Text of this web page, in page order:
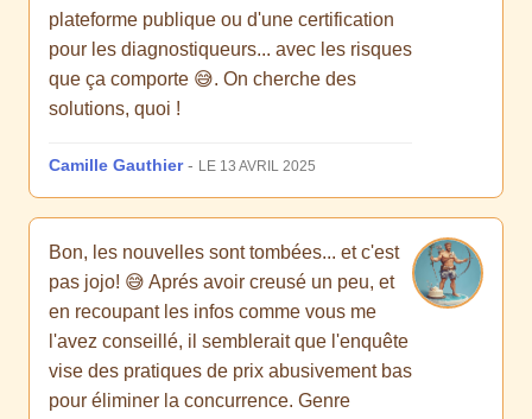
plateforme publique ou d'une certification
pour les diagnostiqueurs... avec les risques
que ça comporte 😅. On cherche des
solutions, quoi !
Camille Gauthier- LE 13 AVRIL 2025
Bon, les nouvelles sont tombées... et c'est
pas jojo! 😅 Aprés avoir creusé un peu, et
en recoupant les infos comme vous me
l'avez conseillé, il semblerait que l'enquête
vise des pratiques de prix abusivement bas
pour éliminer la concurrence. Genre